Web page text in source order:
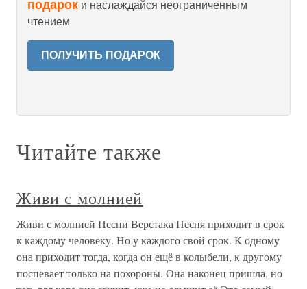
подарок и наслаждайся неограниченным
чтением
ПОЛУЧИТЬ ПОДАРОК
Читайте также
Живи с молнией
Живи с молнией Песни Верстака Песня приходит в срок
к каждому человеку. Но у каждого свой срок. К одному
она приходит тогда, когда он ещё в колыбели, к другому
поспевает только на похороны. Она наконец пришла, но